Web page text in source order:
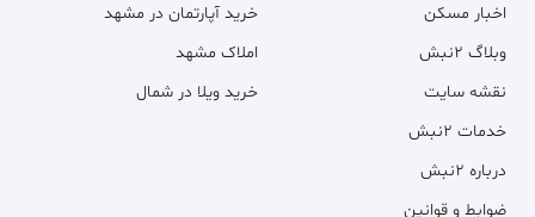
اخبار مسکن
وبلاگ ۲نبش
نقشه سایت
خدمات ۲نبش
درباره ۲نبش
ضوابط و قوانین
خرید آپارتمان در مشهد
املاک مشهد
خرید ویلا در شمال